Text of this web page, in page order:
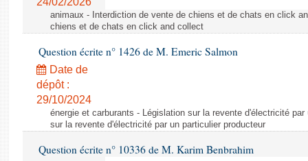
animaux - Interdiction de vente de chiens et de chats en click
chiens et de chats en click and collect
Question écrite n° 1426 de M. Emeric Salmon
Date de
dépôt :
29/10/2024
énergie et carburants - Législation sur la revente d'électricité
sur la revente d'électricité par un particulier producteur
Question écrite n° 10336 de M. Karim Benbrahim